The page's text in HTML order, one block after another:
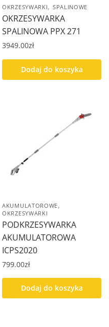
OKRZESYWARKI, SPALINOWE
OKRZESYWARKA
SPALINOWA PPX 271
3949.00zł
Dodaj do koszyka
AKUMULATOROWE,
OKRZESYWARKI
PODKRZESYWARKA
AKUMULATOROWA
ICPS2020
799.00zł
Dodaj do koszyka